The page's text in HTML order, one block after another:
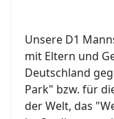
Unsere D1
mit Eltern und
Deutschland
Park" bzw. für
der Welt, das